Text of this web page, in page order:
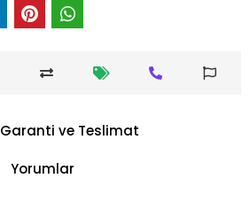
Garanti ve Teslimat
Yorumlar